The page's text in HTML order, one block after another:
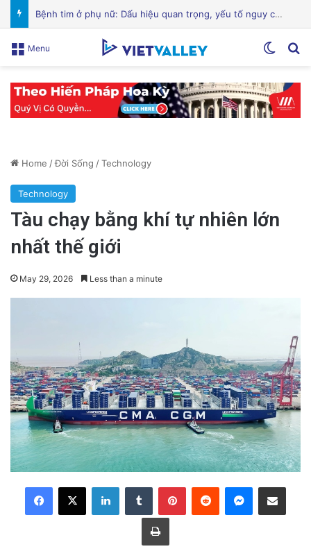
Hành Trình Trở Về: Thi Thể ‘Giày Xanh’ Sau 30 Năm Trên Đỉnh Everest
Menu
Home /Đời Sống /Technology
Technology
Tàu chạy bằng khí tự nhiên lớn
nhất thế giới
May 29, 2026 Less than a minute
LinkedInTumblr PinterestReddit Messenger
Share via Email
Print